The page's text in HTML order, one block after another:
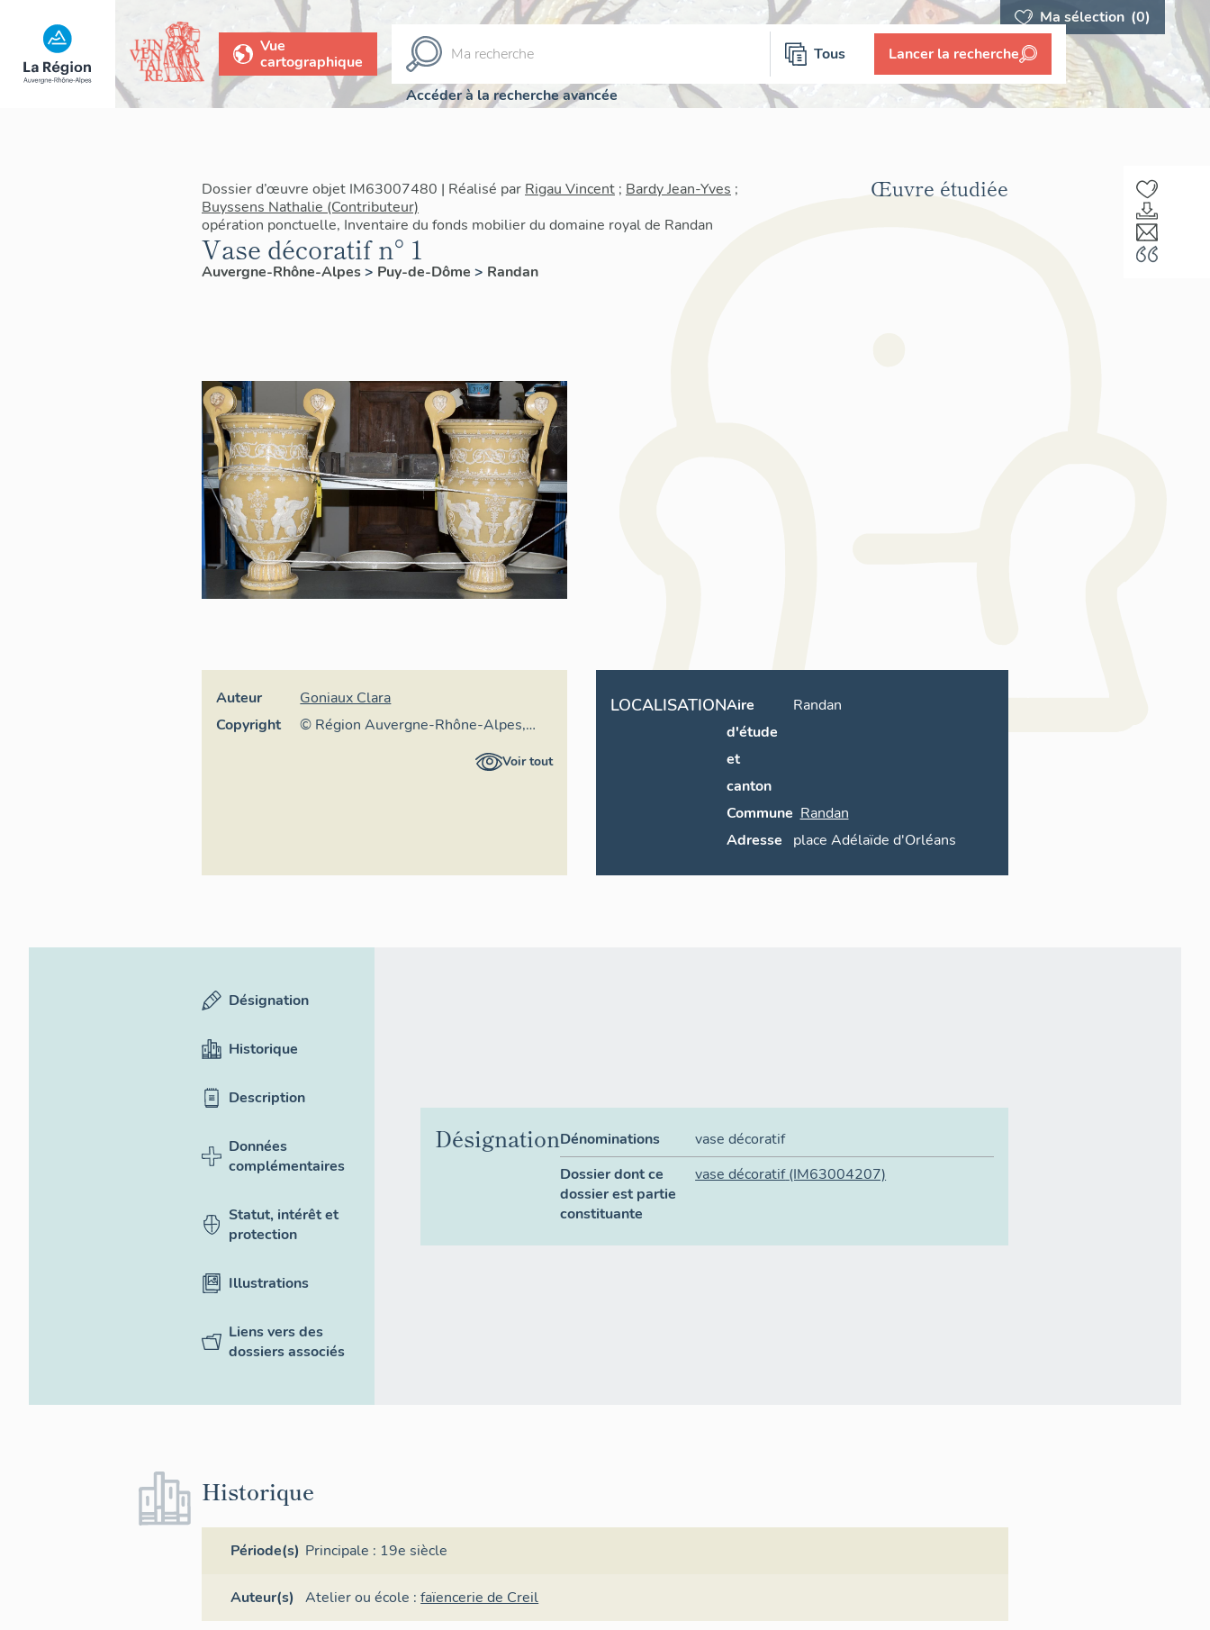
Ma sélection (0)
Vue
cartographique
Tous Lancer la recherche
Accéder à la recherche avancée
Dossier d’œuvre objet IM63007480 | Réalisé par Rigau Vincent ; Bardy Jean-Yves ;
Buyssens Nathalie (Contributeur)
opération ponctuelle, Inventaire du fonds mobilier du domaine royal de Randan
Vase décoratif n° 1
Auvergne-Rhône-Alpes> Puy-de-Dôme > Randan
Œuvre étudiée
Auteur
Goniaux Clara
Copyright
© Région Auvergne-Rhône-Alpes,
Inventaire général du patrimoineVoir tout
LOCALISATIONAire
d'étude
et
canton
Randan
Commune Randan
Adresse
place Adélaïde d'Orléans
Désignation
Historique
Description
Données
complémentaires
Statut, intérêt et
protection
Illustrations
Liens vers des
dossiers associés
DésignationDénominations
vase décoratif
Dossier dont ce
dossier est partie
constituante
vase décoratif (IM63004207)
Historique
Période(s) Principale : 19e siècle
Auteur(s) Atelier ou école :faïencerie de Creil